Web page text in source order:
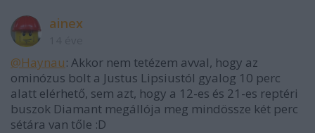
ainex
@Haynau: Akkor nem tetézem avval, hogy az
ominózus bolt a Justus Lipsiustól gyalog 10 perc
alatt elérhető, sem azt, hogy a 12-es és 21-es reptéri
buszok Diamant megállója meg mindössze két perc
sétára van tőle :D